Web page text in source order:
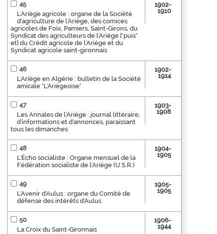
45
L'Ariège agricole : organe de la Société
d'agriculture de l'Ariège, des comices
agricoles de Foix, Pamiers, Saint-Girons, du
Syndicat des agriculteurs de l'Ariège ["puis"
et] du Crédit agricole de l'Ariège et du
Syndicat agricole saint-gironnais
1902-
1910
46
L'Ariège en Algérie : bulletin de la Société
amicale "L'Ariégeoise"
1902-
1914
47
Les Annales de l'Ariège : journal littéraire,
d'informations et d'annonces, paraissant
tous les dimanches
1903-
1908
48
L'Écho socialiste : Organe mensuel de la
Fédération socialiste de l'Ariège (U.S.R.)
1904-
1905
49
L'Avenir d'Aulus : organe du Comité de
défense des intérêts d'Aulus
1905-
1905
50
La Croix du Saint-Gironnais
1906-
1944